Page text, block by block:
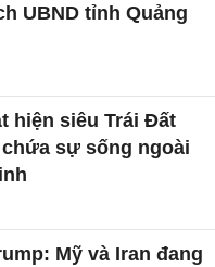
UBND tỉnh Quảng
hiện siêu Trái Đất
sự sống ngoài
Mỹ và Iran đang